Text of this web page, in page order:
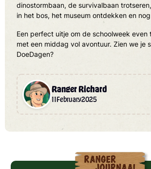
dinostormbaan, de survivalbaan
in het bos, het museum ontdekken en
Een perfect uitje om de schoolweek even
met een middag vol avontuur. Zien we je
DoeDagen?
Ranger Richard
11February2025